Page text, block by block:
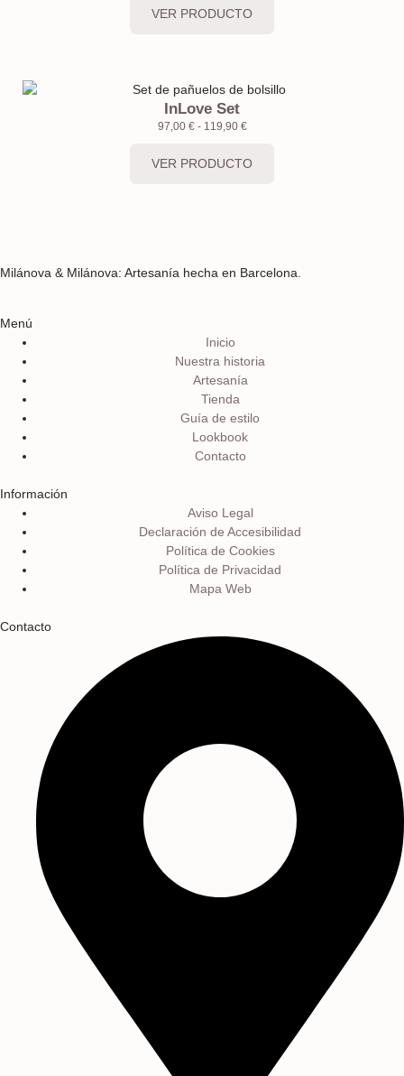
VER PRODUCTO
InLove Set
97,00 € - 119,90 €
VER PRODUCTO
Milánova & Milánova: Artesanía hecha en Barcelona.
Menú
Inicio
Nuestra historia
Artesanía
Tienda
Guía de estilo
Lookbook
Contacto
Información
Aviso Legal
Declaración de Accesibilidad
Política de Cookies
Política de Privacidad
Mapa Web
Contacto